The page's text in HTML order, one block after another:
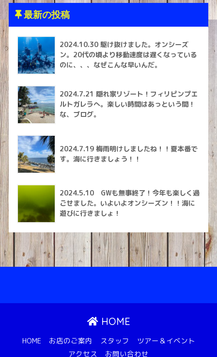
最新の投稿
2024.10.30 駆け抜けました。オンシーズ
ン。20代の頃より移動速度は遅くなっている
のに、、、なぜこんな早いんだ。
2024.7.21 隠れ家リゾート！フィリピンプエ
ルトガレラへ。楽しい時間はあっという間！
な、ブログ。
2024.7.19 梅雨明けしましたね！！夏本番で
す。海に行きましょう！！
2024.5.10 GWも無事終了！今年も楽しく過
ごせました。いよいよオンシーズン！！海に
遊びに行きましょ！
HOME
HOME お店のご案内 スタッフ
ツアー＆イベント
アクセス
お問い合わせ